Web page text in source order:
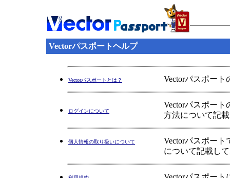
Vectorパスポートヘルプ
Vectorパスポートとは？ Vectorパスポー
ログインについて
Vectorパスポー
方法について記
個人情報の取り扱いについて
Vectorパスポー
について記載し